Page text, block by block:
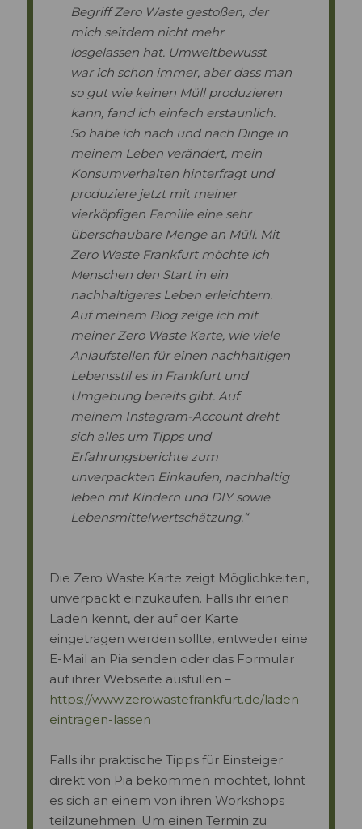
Begriff Zero Waste gestoßen, der
mich seitdem nicht mehr
losgelassen hat. Umweltbewusst
war ich schon immer, aber dass man
so gut wie keinen Müll produzieren
kann, fand ich einfach erstaunlich.
So habe ich nach und nach Dinge in
meinem Leben verändert, mein
Konsumverhalten hinterfragt und
produziere jetzt mit meiner
vierköpfigen Familie eine sehr
überschaubare Menge an Müll. Mit
Zero Waste Frankfurt möchte ich
Menschen den Start in ein
nachhaltigeres Leben erleichtern.
Auf meinem Blog zeige ich mit
meiner Zero Waste Karte, wie viele
Anlaufstellen für einen nachhaltigen
Lebensstil es in Frankfurt und
Umgebung bereits gibt. Auf
meinem Instagram-Account dreht
sich alles um Tipps und
Erfahrungsberichte zum
unverpackten Einkaufen, nachhaltig
leben mit Kindern und DIY sowie
Lebensmittelwertschätzung.“
Die Zero Waste Karte zeigt Möglichkeiten,
unverpackt einzukaufen. Falls ihr einen
Laden kennt, der auf der Karte
eingetragen werden sollte, entweder eine
E-Mail an Pia senden oder das Formular
auf ihrer Webseite ausfüllen –
https://www.zerowastefrankfurt.de/laden-
eintragen-lassen
Falls ihr praktische Tipps für Einsteiger
direkt von Pia bekommen möchtet, lohnt
es sich an einem von ihren Workshops
teilzunehmen. Um einen Termin zu